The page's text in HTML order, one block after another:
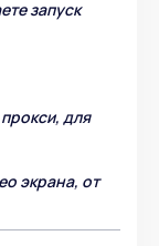
запуск
для
экрана, от